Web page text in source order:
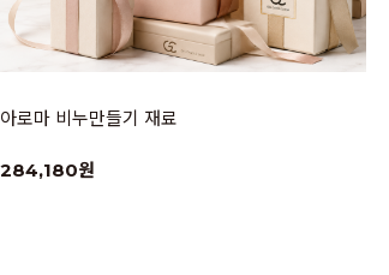
아로마 비누만들기 재료
284,180원